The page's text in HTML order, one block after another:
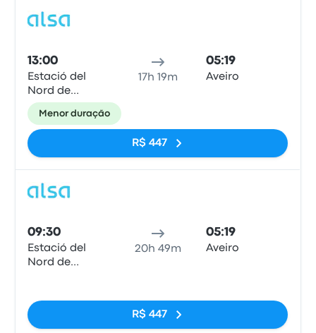
13:00
Estació del
Nord de
Barcelona
17h 19m
05:19
Aveiro
Menor duração
R$ 447
09:30
Estació del
Nord de
20h 49m
05:19
Aveiro
R$ 447